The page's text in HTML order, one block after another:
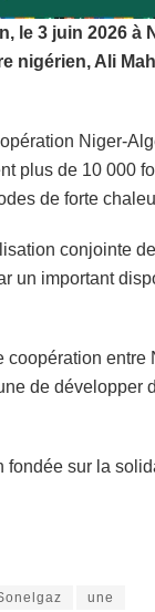
le 3 juin 2026 à
nigérien, Ali
Niger-
plus de 10 000
de forte
conjointe
un important
entre
de développer
sur la
une